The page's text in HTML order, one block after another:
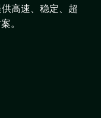
高速、稳定、超
。